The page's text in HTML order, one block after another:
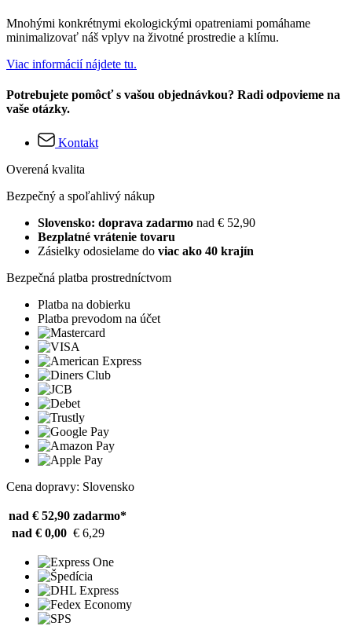
Mnohými konkrétnymi ekologickými opatreniami pomáhame
minimalizovať náš vplyv na životné prostredie a klímu.
Viac informácií nájdete tu.
Potrebujete pomôcť s vašou objednávkou? Radi odpovieme na
vaše otázky.
Kontakt
Overená kvalita
Bezpečný a spoľahlivý nákup
Slovensko: doprava zadarmo nad € 52,90
Bezplatné vrátenie tovaru
Zásielky odosielame do viac ako 40 krajín
Bezpečná platba prostredníctvom
Platba na dobierku
Platba prevodom na účet
Cena dopravy: Slovensko
nad € 52,90 zadarmo*
nad € 0,00 € 6,29